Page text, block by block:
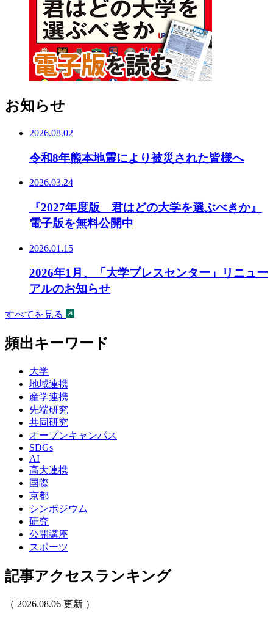
お知らせ
2026.08.02
令和8年熊本地震により被災された皆様へ
2026.03.24
『2027年度版 君はどの大学を選ぶべきか』
電子版を無料公開中
2026.01.15
2026年1月、「大学プレスセンター」リニュー
アルのお知らせ
すべてを見る
頻出キーワード
大学
地域連携
産学連携
先端研究
共同研究
オープンキャンパス
SDGs
AI
高大連携
国際
京都
シンポジウム
研究
公開講座
スポーツ
記事アクセスランキング
（ 2026.08.06 更新 ）